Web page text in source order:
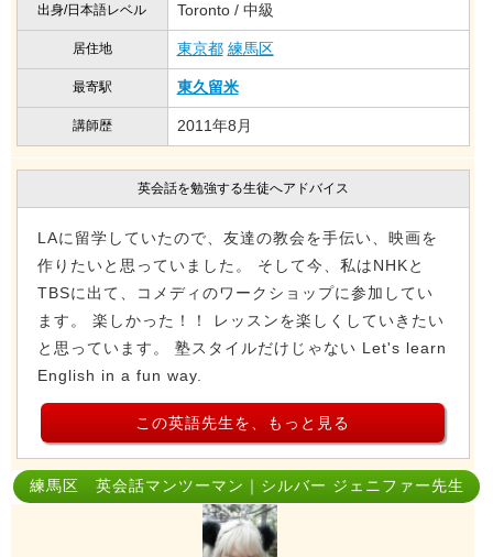
出身/日本語レベル Toronto / 中級
居住地 東京都 練馬区
最寄駅 東久留米
講師歴 2011年8月
英会話を勉強する生徒へアドバイス
LAに留学していたので、友達の教会を手伝い、映画を
作りたいと思っていました。 そして今、私はNHKと
TBSに出て、コメディのワークショップに参加してい
ます。 楽しかった！！ レッスンを楽しくしていきたい
と思っています。 塾スタイルだけじゃない Let's learn
English in a fun way.
この英語先生を、もっと見る
練馬区 英会話マンツーマン｜シルバー ジェニファー先生